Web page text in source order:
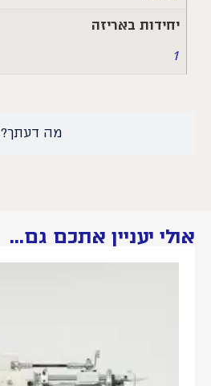
מה דעתך?
יחידות באריזה
1
אולי יעניין אתכם גם...